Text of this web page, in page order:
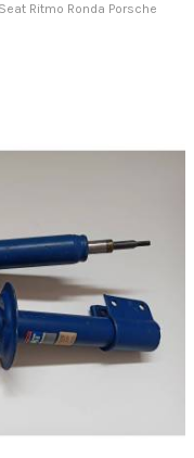
Ritmo Ronda Porsche